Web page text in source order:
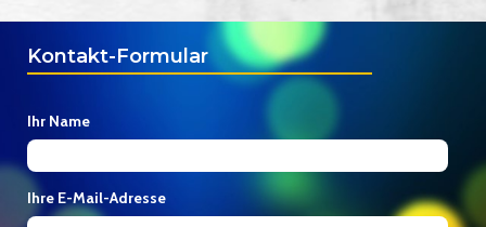
Kontakt-Formular
Ihr Name
Ihre E-Mail-Adresse